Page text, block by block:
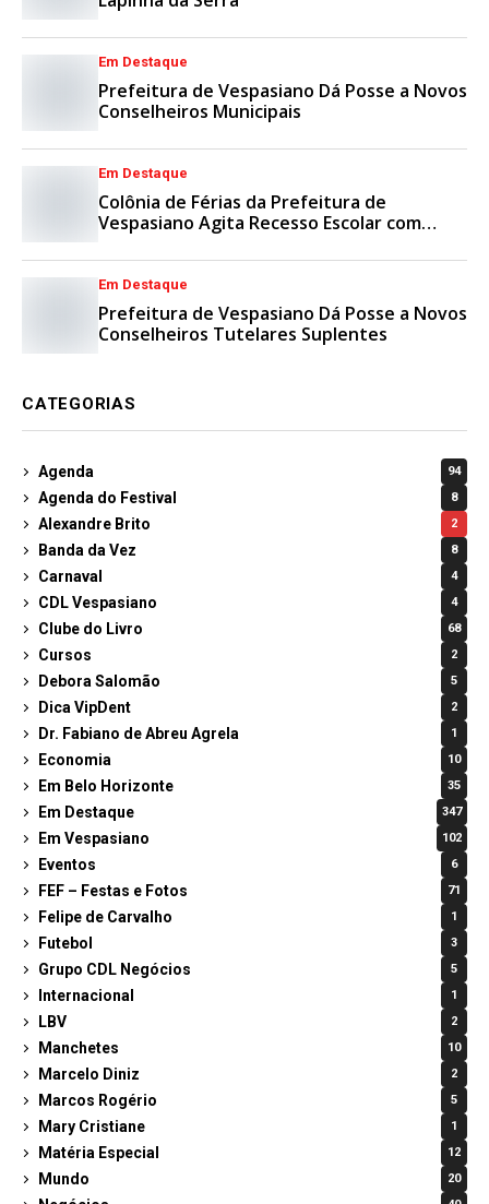
Em Destaque
Prefeitura de Vespasiano Dá Posse a Novos
Conselheiros Municipais
Em Destaque
Colônia de Férias da Prefeitura de
Vespasiano Agita Recesso Escolar com
Em Destaque
Prefeitura de Vespasiano Dá Posse a Novos
Conselheiros Tutelares Suplentes
CATEGORIAS
Agenda 94
Agenda do Festival 8
Alexandre Brito 2
Banda da Vez 8
Carnaval 4
CDL Vespasiano 4
Clube do Livro 68
Cursos 2
Debora Salomão 5
Dica VipDent 2
Dr. Fabiano de Abreu Agrela 1
Economia 10
Em Belo Horizonte 35
Em Destaque 347
Em Vespasiano 102
Eventos 6
FEF – Festas e Fotos 71
Felipe de Carvalho 1
Futebol 3
Grupo CDL Negócios 5
Internacional 1
LBV 2
Manchetes 10
Marcelo Diniz 2
Marcos Rogério 5
Mary Cristiane 1
Matéria Especial 12
Mundo 20